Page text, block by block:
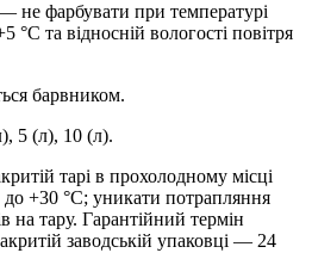
не фарбувати при температурі
°С та відносній вологості повітря
барвником.
5 (л), 10 (л).
тарі в прохолодному місці
до +30 °С; уникати потрапляння
на тару. Гарантійний термін
заводській упаковці — 24